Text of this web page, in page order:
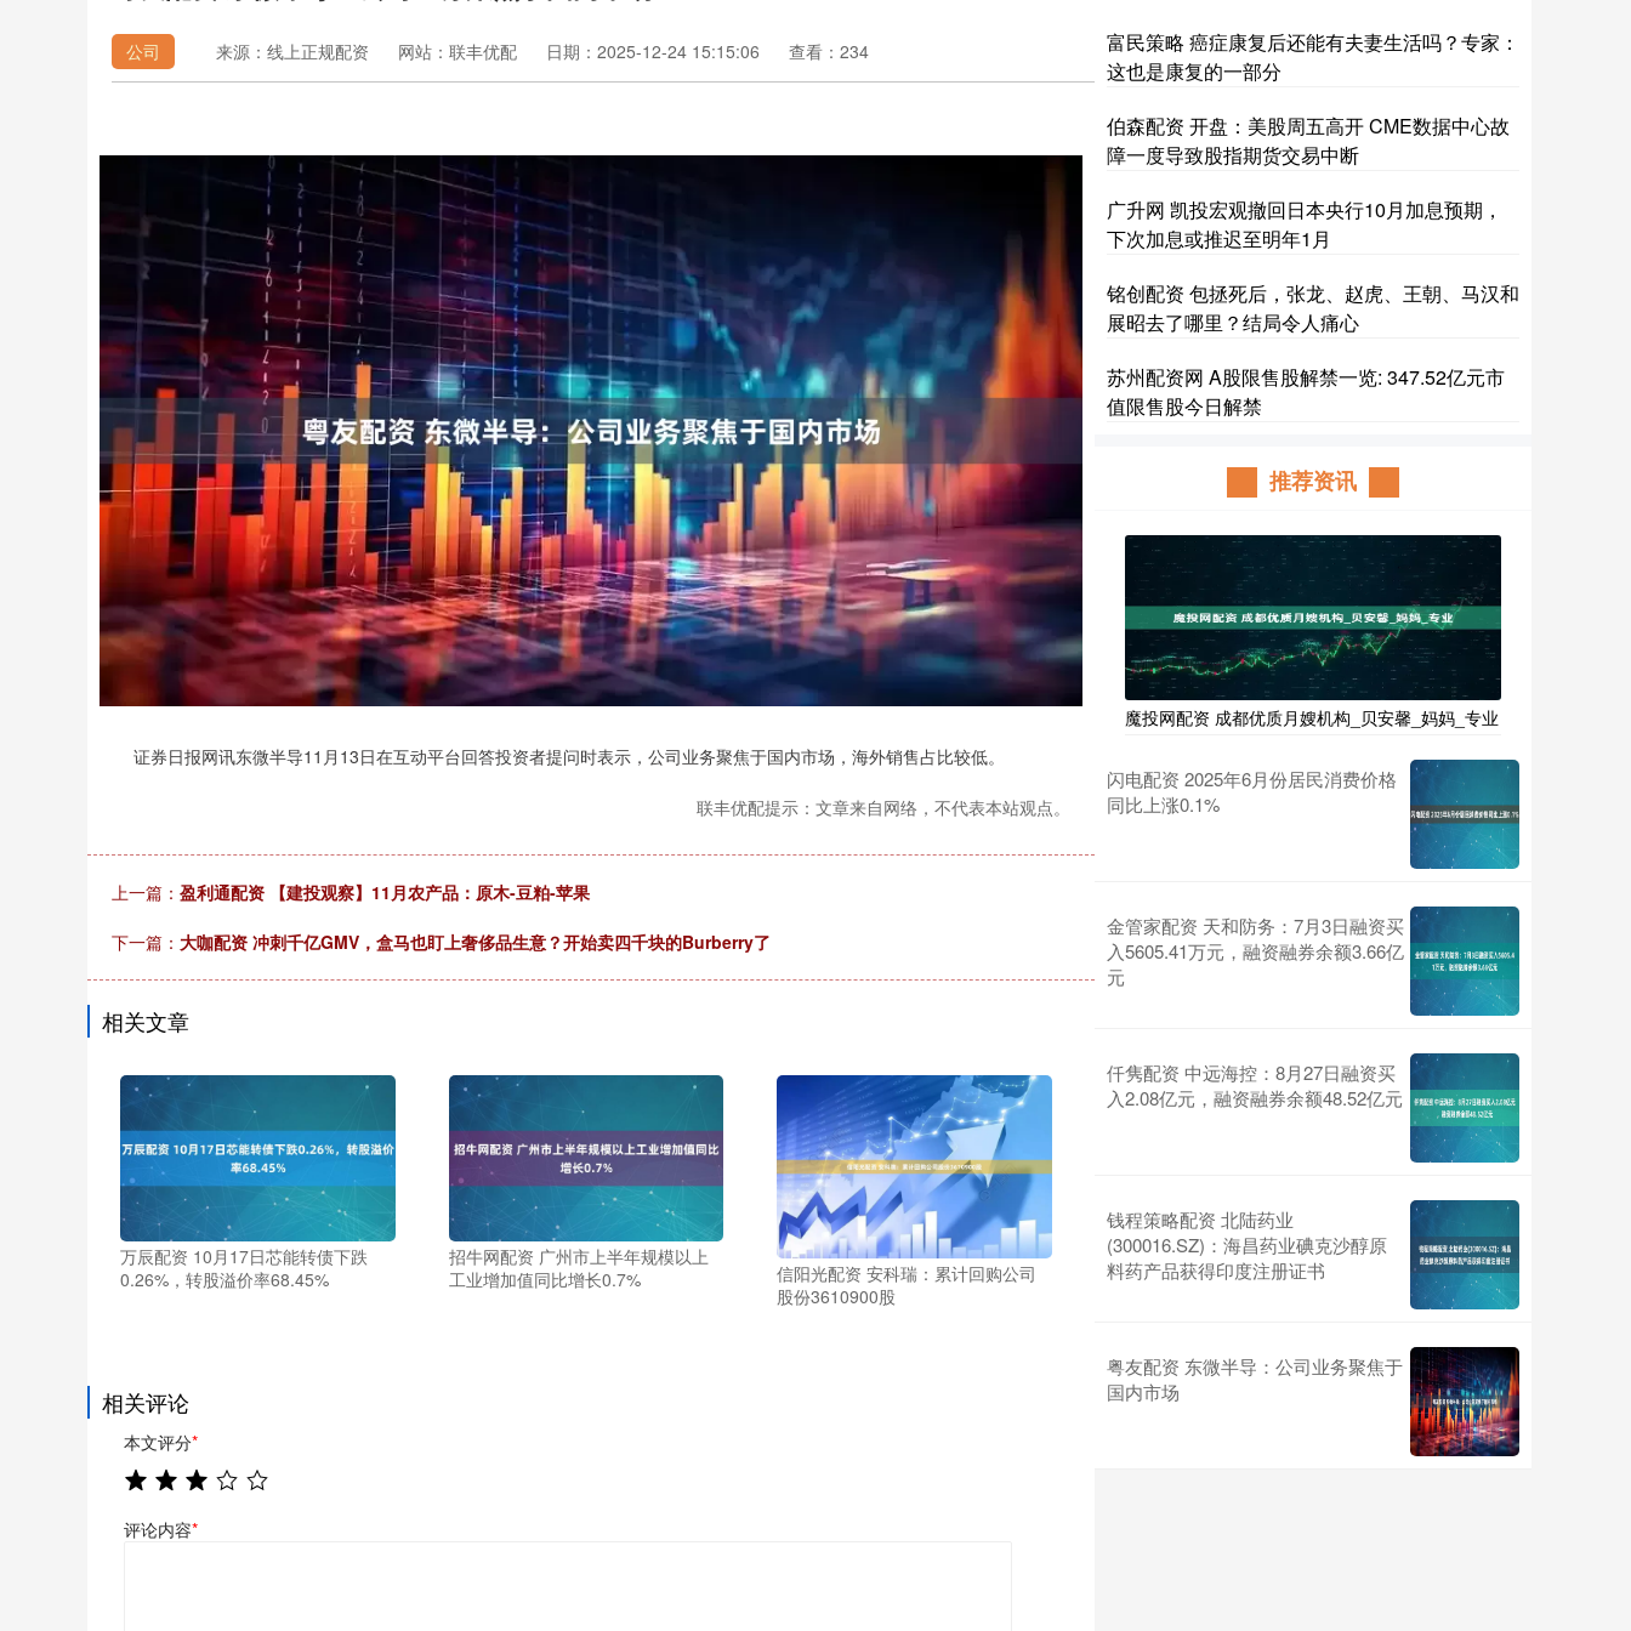
公司 来源：线上正规配资 网站：联丰优配 日期：2025-12-24 15:15:06 查看：234
证券日报网讯东微半导11月13日在互动平台回答投资者提问时表示，公司业务聚焦于国内市场，海外销售占比较低。
联丰优配提示：文章来自网络，不代表本站观点。
上一篇： 盈利通配资 【建投观察】11月农产品：原木-豆粕-苹果
下一篇： 大咖配资 冲刺千亿GMV，盒马也盯上奢侈品生意？开始卖四千块的Burberry了
相关文章
万辰配资 10月17日芯能转债下跌
0.26%，转股溢价率68.45%
招牛网配资 广州市上半年规模以上
工业增加值同比增长0.7%
信阳光配资 安科瑞：累计回购公司
股份3610900股
相关评论
本文评分*
评论内容*
富民策略 癌症康复后还能有夫妻生活吗？专家：
这也是康复的一部分
伯森配资 开盘：美股周五高开 CME数据中心故
障一度导致股指期货交易中断
广升网 凯投宏观撤回日本央行10月加息预期，
下次加息或推迟至明年1月
铭创配资 包拯死后，张龙、赵虎、王朝、马汉和
展昭去了哪里？结局令人痛心
苏州配资网 A股限售股解禁一览: 347.52亿元市
值限售股今日解禁
推荐资讯
魔投网配资 成都优质月嫂机构_贝安馨_妈妈_专业
闪电配资 2025年6月份居民消费价格
同比上涨0.1%
金管家配资 天和防务：7月3日融资买
入5605.41万元，融资融券余额3.66亿
元
仟隽配资 中远海控：8月27日融资买
入2.08亿元，融资融券余额48.52亿元
钱程策略配资 北陆药业
(300016.SZ)：海昌药业碘克沙醇原
料药产品获得印度注册证书
粤友配资 东微半导：公司业务聚焦于
国内市场